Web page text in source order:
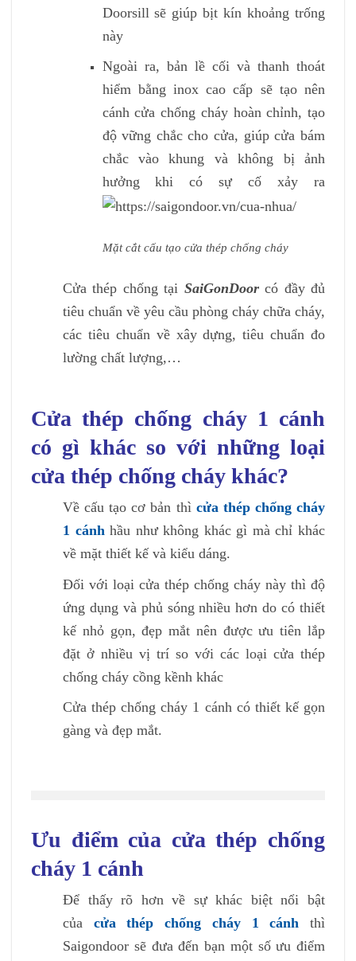
Doorsill sẽ giúp bịt kín khoảng trống
này
Ngoài ra, bản lề cối và thanh thoát
hiểm bằng inox cao cấp sẽ tạo nên
cánh cửa chống cháy hoàn chỉnh, tạo
độ vững chắc cho cửa, giúp cửa bám
chắc vào khung và không bị ảnh
hưởng khi có sự cố xảy ra
Mặt cắt cấu tạo cửa thép chống cháy
Cửa thép chống tại SaiGonDoorcó đầy đủ
tiêu chuẩn về yêu cầu phòng cháy chữa cháy,
các tiêu chuẩn về xây dựng, tiêu chuẩn đo
lường chất lượng,…
Cửa thép chống cháy 1 cánh
có gì khác so với những loại
cửa thép chống cháy khác?
Về cấu tạo cơ bản thì cửa thép chống cháy
1 cánhhầu như không khác gì mà chỉ khác
về mặt thiết kế và kiểu dáng.
Đối với loại cửa thép chống cháy này thì độ
ứng dụng và phủ sóng nhiều hơn do có thiết
kế nhỏ gọn, đẹp mắt nên được ưu tiên lắp
đặt ở nhiều vị trí so với các loại cửa thép
chống cháy cồng kềnh khác
Cửa thép chống cháy 1 cánh có thiết kế gọn
gàng và đẹp mắt.
Ưu điểm của cửa thép chống
cháy 1 cánh
Để thấy rõ hơn về sự khác biệt nổi bật
của cửa thép chống cháy 1 cánh thì
Saigondoor sẽ đưa đến bạn một số ưu điểm